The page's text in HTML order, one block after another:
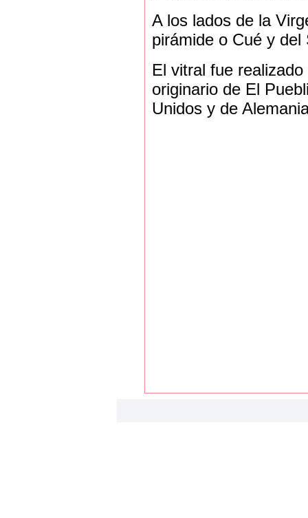
A los lados de la
pirámide o Cué y del
El vitral fue
originario de El
Unidos y de